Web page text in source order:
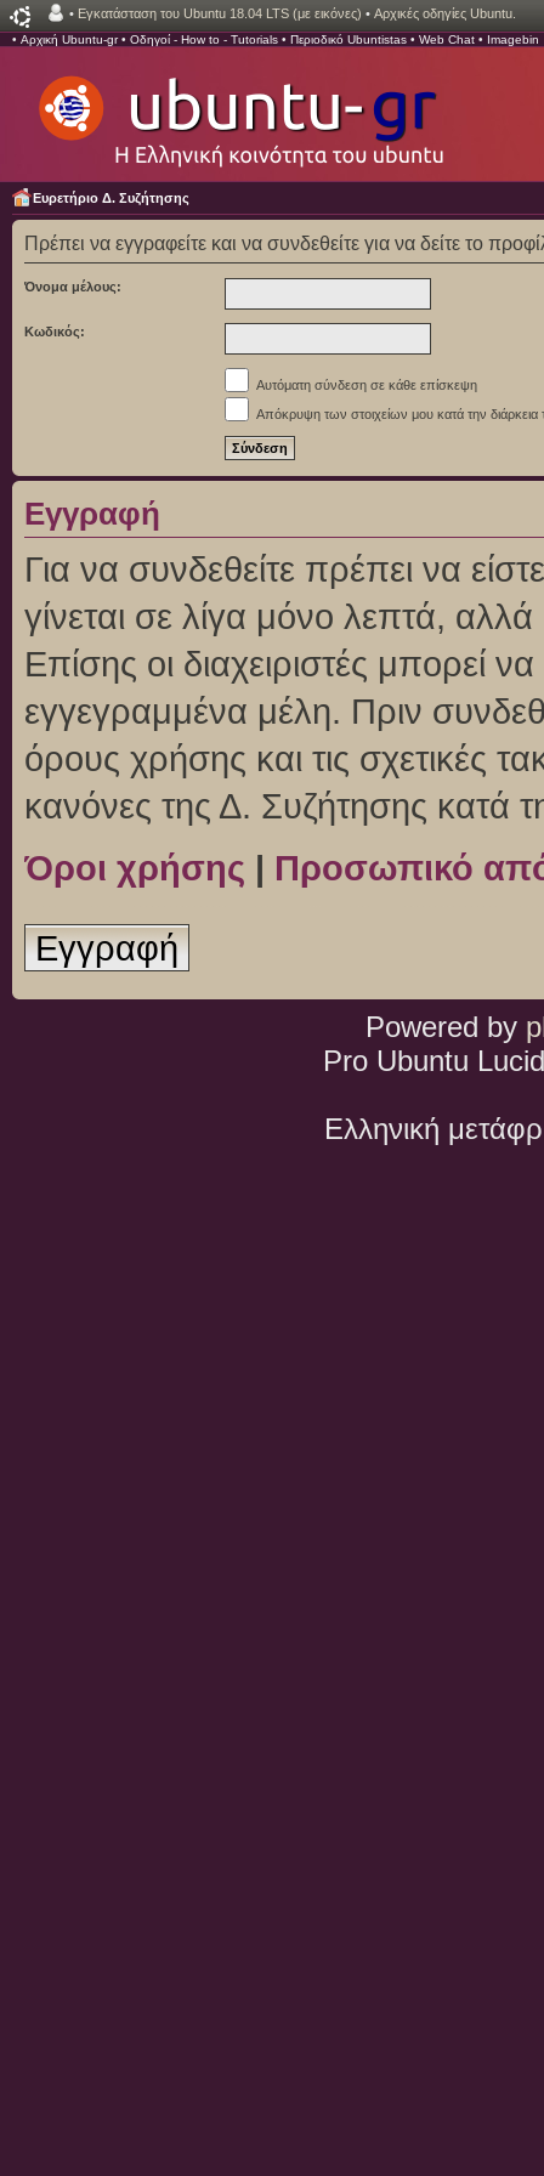
• Εγκατάσταση του Ubuntu 18.04 LTS (με εικόνες) • Αρχικές οδηγίες Ubuntu.
• Αρχική Ubuntu-gr• Οδηγοί - How to - Tutorials • Περιοδικό Ubuntistas • Web Chat • Imagebin
Ευρετήριο Δ. Συζήτησης
Πρέπει να εγγραφείτε και να συνδεθείτε για να δείτε το
Όνομα μέλους:
Κωδικός:
Αυτόματη σύνδεση σε κάθε επίσκεψη
Απόκρυψη των στοιχείων μου κατά την διάρκεια
Εγγραφή
Για να συνδεθείτε πρέπει να
γίνεται σε λίγα μόνο λεπτά,
Επίσης οι διαχειριστές μπορεί
εγγεγραμμένα μέλη. Πριν
όρους χρήσης και τις σχετικές
κανόνες της Δ. Συζήτησης κατά
Όροι χρήσης | Προσωπικό
Εγγραφή
Powered by
Pro Ubuntu
Ελληνική